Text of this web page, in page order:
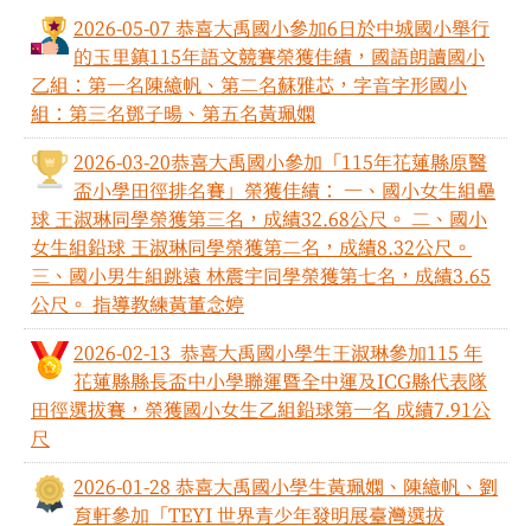
2026-05-07 恭喜大禹國小參加6日於中城國小舉行
的玉里鎮115年語文競賽榮獲佳績，國語朗讀國小
乙組：第一名陳繶帆、第二名蘇雅芯，字音字形國小
組：第三名鄧子暘、第五名黃珮嫻
2026-03-20 ​​​​​​​恭喜大禹國小參加「115年花蓮縣原醫
盃小學田徑排名賽」榮獲佳績： 一、國小女生組壘
球 王淑琳同學榮獲第三名，成績32.68公尺。 二、國小
女生組鉛球 王淑琳同學榮獲第二名，成績8.32公尺。
三、國小男生組跳遠 林震宇同學榮獲第七名，成績3.65
公尺。 指導教練黃董念婷
2026-02-13 恭喜大禹國小學生王淑琳參加115 年
花蓮縣縣長盃中小學聯運暨全中運及ICG縣代表隊
田徑選拔賽，榮獲國小女生乙組鉛球第一名 成績7.91公
尺
2026-01-28 恭喜大禹國小學生黃珮嫻、陳繶帆、劉
育軒參加「TEYI 世界青少年發明展臺灣選拔